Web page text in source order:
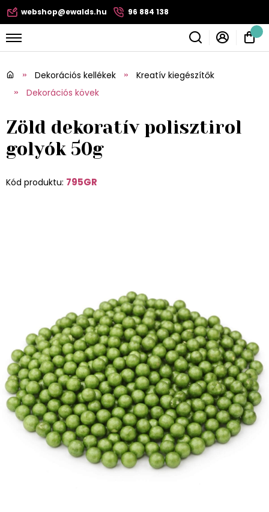
webshop@ewalds.hu 96 884 138
Dekorációs kellékek
Kreatív kiegészítők
Dekorációs kövek
Zöld dekoratív polisztirol
golyók 50g
Kód produktu: 795GR